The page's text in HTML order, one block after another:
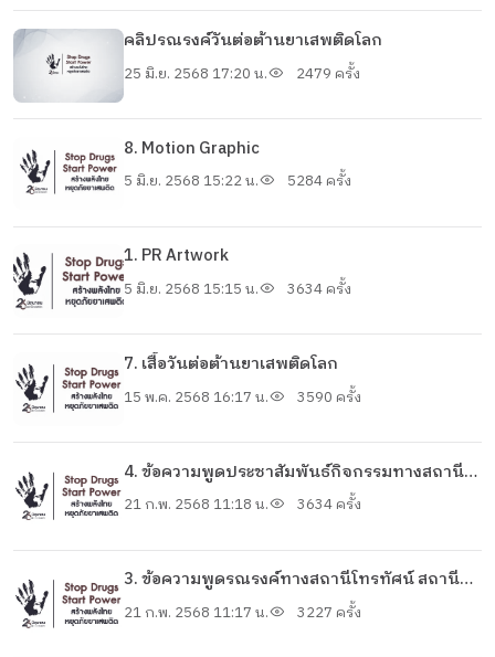
คลิปรณรงค์วันต่อต้านยาเสพติดโลก
25 มิ.ย. 2568 17:20 น. 2479 ครั้ง
8. Motion Graphic
5 มิ.ย. 2568 15:22 น. 5284 ครั้ง
1. PR Artwork
5 มิ.ย. 2568 15:15 น. 3634 ครั้ง
7. เสื้อวันต่อต้านยาเสพติดโลก
15 พ.ค. 2568 16:17 น. 3590 ครั้ง
4. ข้อความพูดประชาสัมพันธ์กิจกรรมทางสถานี
โทรทัศน์ สถานีวิทยุกระจายเสียง และเสียงตามสาย
21 ก.พ. 2568 11:18 น. 3634 ครั้ง
3. ข้อความพูดรณรงค์ทางสถานีโทรทัศน์ สถานี
วิทยุกระจายเสียง และเสียงตามสาย
21 ก.พ. 2568 11:17 น. 3227 ครั้ง